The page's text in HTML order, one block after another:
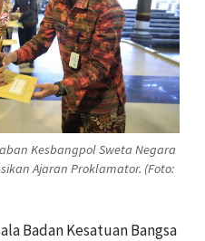
Kesbangpol Sweta Negara
Ajaran Proklamator. (Foto:
Badan Kesatuan Bangsa